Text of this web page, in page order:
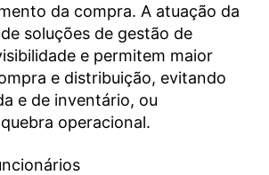
da compra. A atuação da
soluções de gestão de
e permitem maior
e distribuição, evitando
e de inventário, ou
operacional.